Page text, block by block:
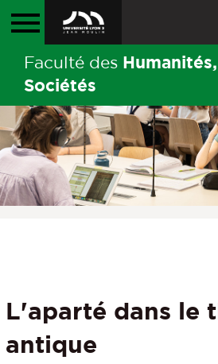
Faculté des
Sociétés
L'aparté dans le
antique